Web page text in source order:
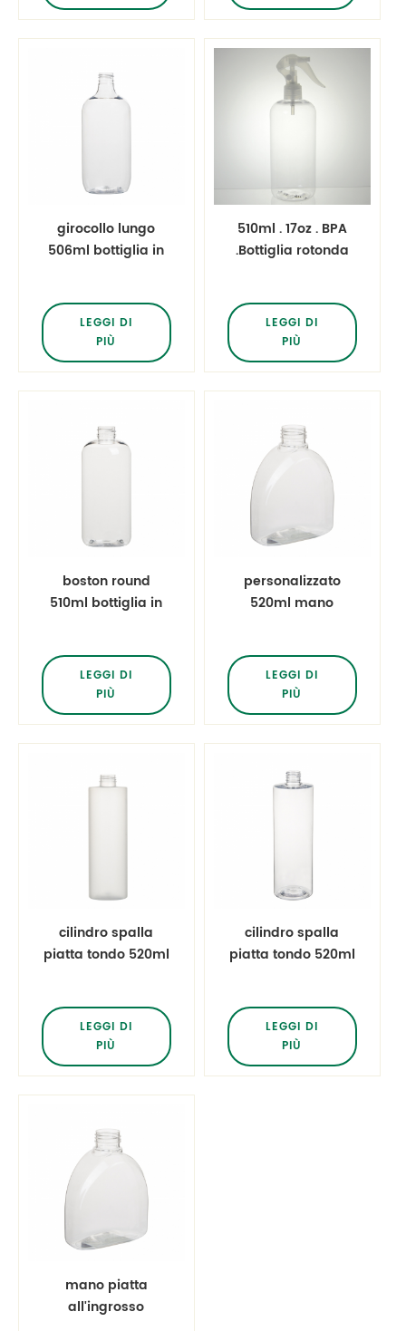
girocollo lungo
506ml bottiglia in
LEGGI DI
PIÙ
510ml . 17oz . BPA
.Bottiglia rotonda
spruzzatore di
nebbia
LEGGI DI
PIÙ
boston round
510ml bottiglia in
LEGGI DI
PIÙ
personalizzato
520ml mano
di plastica pet
LEGGI DI
PIÙ
cilindro spalla
piatta tondo 520ml
LEGGI DI
PIÙ
cilindro spalla
piatta tondo 520ml
LEGGI DI
PIÙ
mano piatta
all'ingrosso